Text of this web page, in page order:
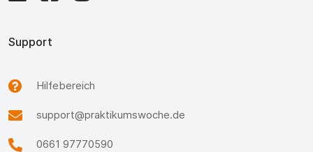
Support
Hilfebereich
support@praktikumswoche.de
0661 97770590